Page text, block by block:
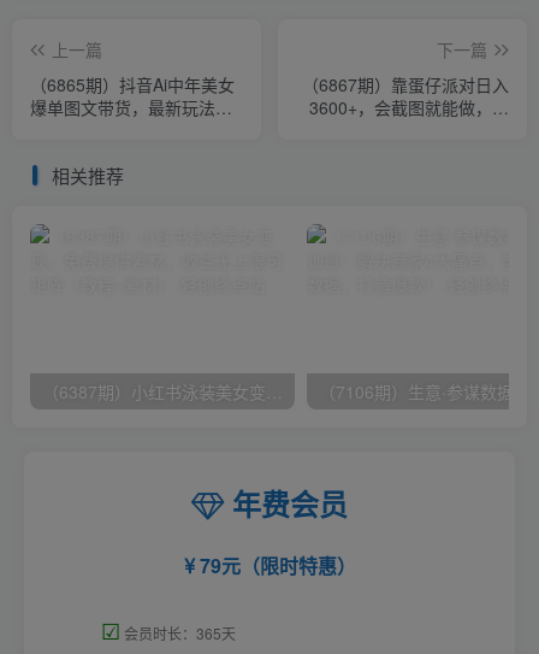
上一篇
（6865期）抖音Ai中年美女
爆单图文带货，最新玩法，0
下一篇
（6867期）靠蛋仔派对日入
3600+，会截图就能做，保
相关推荐
（6387期）小红书泳装美女变现，免费提供素材，收益无上限可矩阵（教程+素材）
年费会员
79元（限时特惠）
☑ 会员时长：365天